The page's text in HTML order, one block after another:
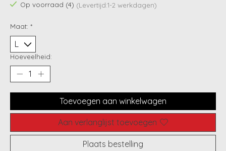
Op voorraad (4) (Levertijd:1-2 werkdagen)
Maat: *
Hoeveelheid:
Toevoegen aan winkelwagen
Aan verlanglijst toevoegen
Plaats bestelling